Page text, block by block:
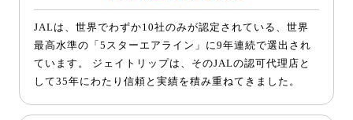
JALは、世界でわずか10社のみが認定されている、世界
最高水準の「5スターエアライン」に9年連続で選出され
ています。 ジェイトリップは、そのJALの認可代理店と
して35年にわたり信頼と実績を積み重ねてきました。